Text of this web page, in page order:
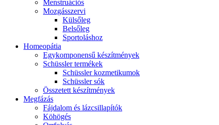
Menstruációs
Mozgásszervi
Külsőleg
Belsőleg
Sportoláshoz
Homeopátia
Egykomponensű készítmények
Schüssler termékek
Schüssler kozmetikumok
Schüssler sók
Összetett készítmények
Megfázás
Fájdalom és lázcsillapítók
Köhögés